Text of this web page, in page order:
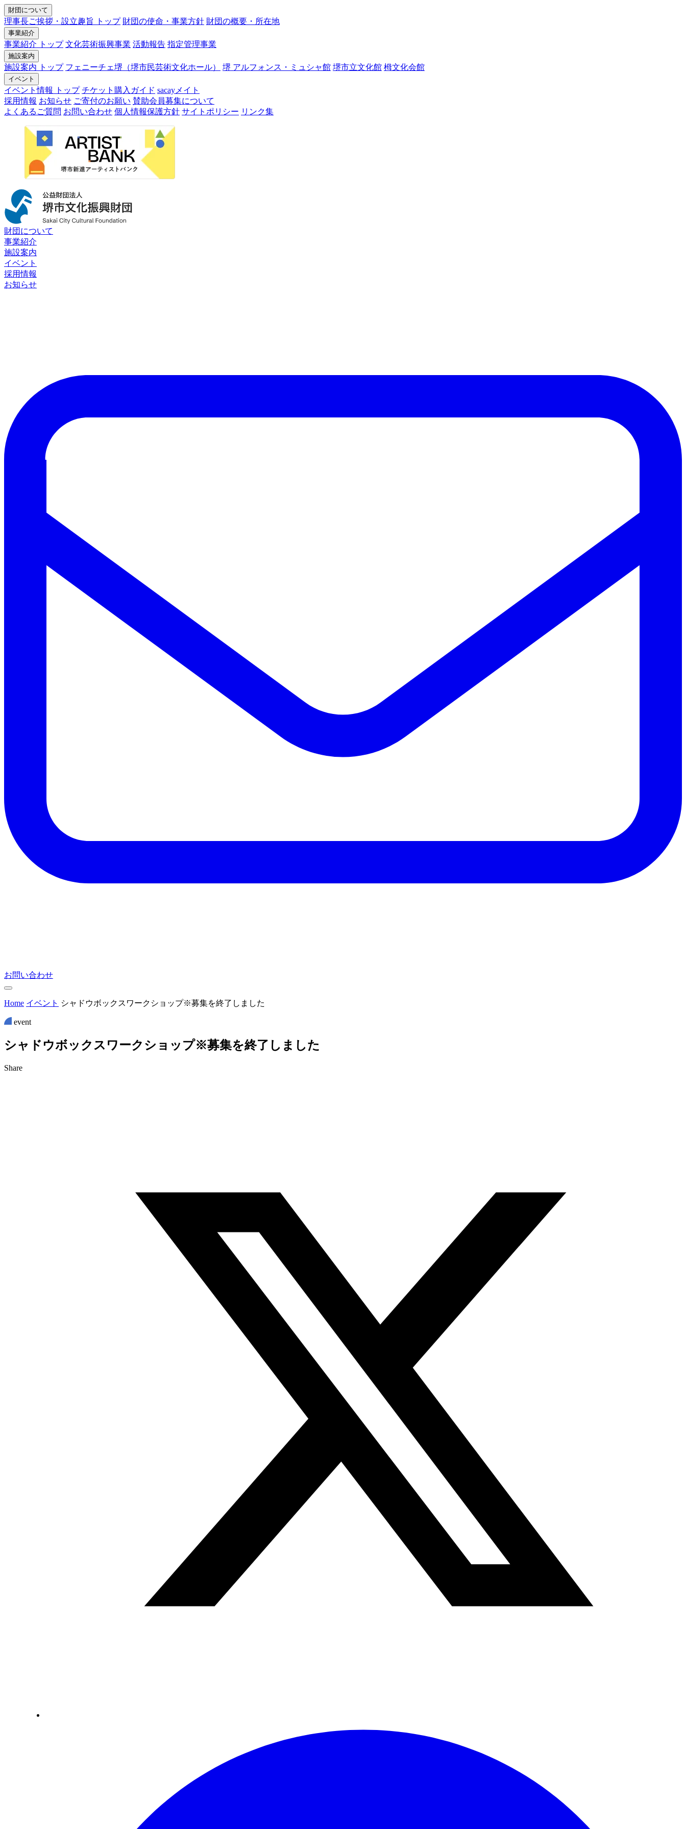
財団について
理事長ご挨拶・設立趣旨 トップ 財団の使命・事業方針 財団の概要・所在地
事業紹介
事業紹介 トップ 文化芸術振興事業 活動報告 指定管理事業
施設案内
施設案内 トップ フェニーチェ堺（堺市民芸術文化ホール） 堺 アルフォンス・ミュシャ館 堺市立文化館 栂文化会館
イベント
イベント情報 トップ チケット購入ガイド sacayメイト
採用情報 お知らせ ご寄付のお願い 賛助会員募集について
よくあるご質問 お問い合わせ 個人情報保護方針 サイトポリシー リンク集
財団について
事業紹介
施設案内
イベント
採用情報
お知らせ
お問い合わせ
Home イベント シャドウボックスワークショップ※募集を終了しました
event
シャ ドウボッ クス ワーク シ ョ ッ プ※募集を終了 し ま した
Share